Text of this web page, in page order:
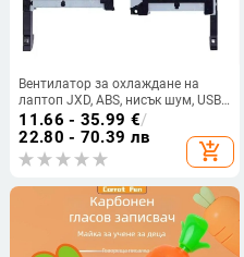
Вентилатор за охлаждане на
лаптоп JXD, ABS, нисък шум, USB
2.0, тегло 80 г, съвместим с
FX506/FX95D/FX505GM/FX86/FX505
11.66 - 35.99 €/
22.80 - 70.39 лв
add_shopping_cart